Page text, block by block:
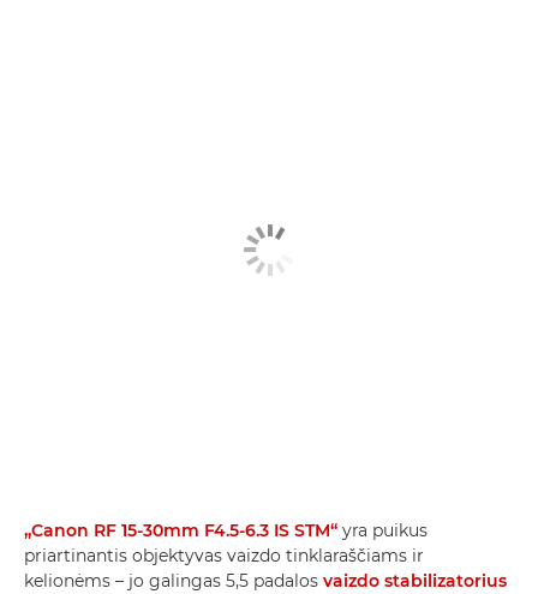
„Canon RF 15-30mm F4.5-6.3 IS STM“ yra puikus
priartinantis objektyvas vaizdo tinklaraščiams ir
kelionėms – jo galingas 5,5 padalos vaizdo stabilizatorius